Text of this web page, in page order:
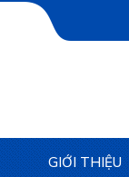
GIỚI THIỆU